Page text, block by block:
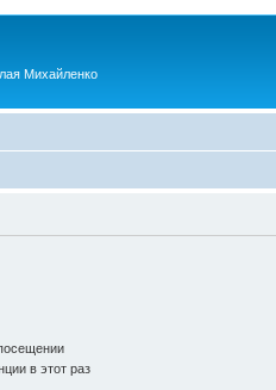
Михайленко
в этот раз